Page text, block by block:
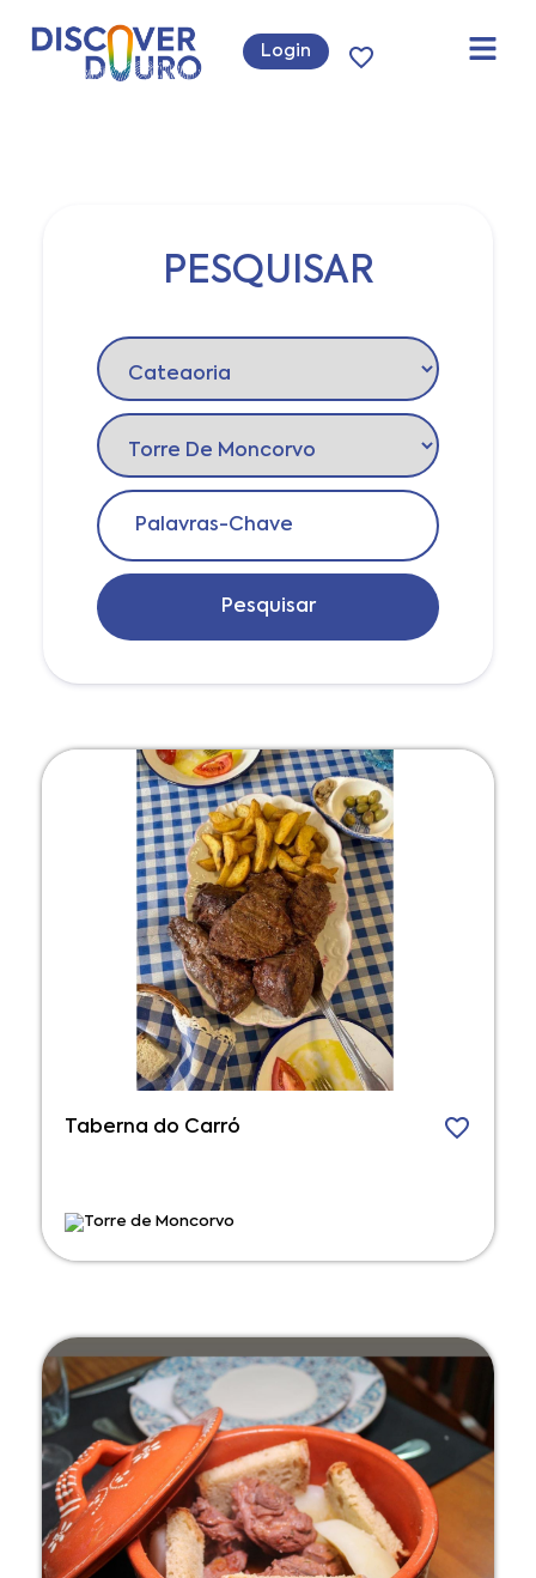
Login
PESQUISAR
Pesquisar
Taberna do Carró
Torre de Moncorvo